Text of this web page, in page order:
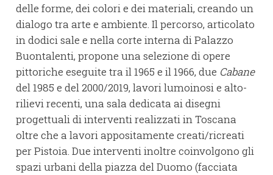
delle forme, dei colori e dei materiali, creando un
dialogo tra arte e ambiente. Il percorso, articolato
in dodici sale e nella corte interna di Palazzo
Buontalenti, propone una selezione di opere
pittoriche eseguite tra il 1965 e il 1966, due Cabane
del 1985 e del 2000/2019, lavori lumoinosi e alto-
rilievi recenti, una sala dedicata ai disegni
progettuali di interventi realizzati in Toscana
oltre che a lavori appositamente creati/ricreati
per Pistoia. Due interventi inoltre coinvolgono gli
spazi urbani della piazza del Duomo (facciata